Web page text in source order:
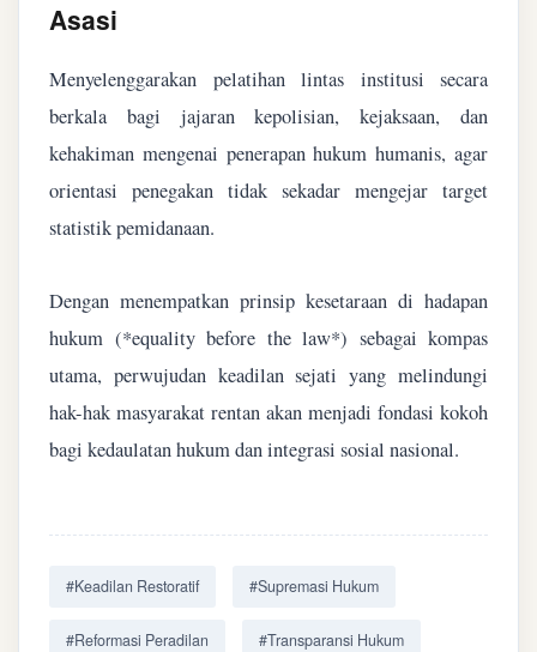
Asasi
Menyelenggarakan pelatihan lintas institusi secara
berkala bagi jajaran kepolisian, kejaksaan, dan
kehakiman mengenai penerapan hukum humanis, agar
orientasi penegakan tidak sekadar mengejar target
statistik pemidanaan.
Dengan menempatkan prinsip kesetaraan di hadapan
hukum (*equality before the law*) sebagai kompas
utama, perwujudan keadilan sejati yang melindungi
hak-hak masyarakat rentan akan menjadi fondasi kokoh
bagi kedaulatan hukum dan integrasi sosial nasional.
#Keadilan Restoratif #Supremasi Hukum
#Reformasi Peradilan #Transparansi Hukum